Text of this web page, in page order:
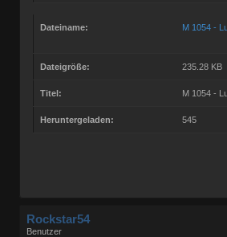
Dateiname: M 1054 -
Dateigröße: 235.28 KB
Titel: M 1054 -
Heruntergeladen: 545
Rockstar54
Benutzer